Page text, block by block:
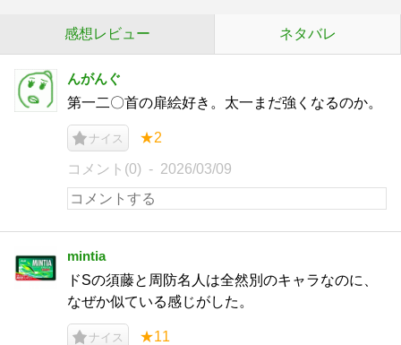
感想レビュー ネタバレ
んがんぐ
第一二〇首の扉絵好き。太一まだ強くなるのか。
ナイス ★2
コメント(0) 2026/03/09
mintia
ドSの須藤と周防名人は全然別のキャラなのに、
なぜか似ている感じがした。
ナイス ★11